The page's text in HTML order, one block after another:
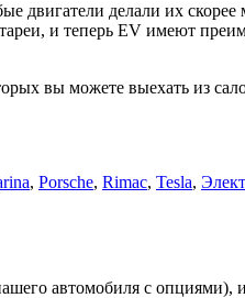
двигатели делали их
и теперь EV имеют
вы можете выехать из
, Porsche, Rimac, Tesla,
автомобиля с опциями),